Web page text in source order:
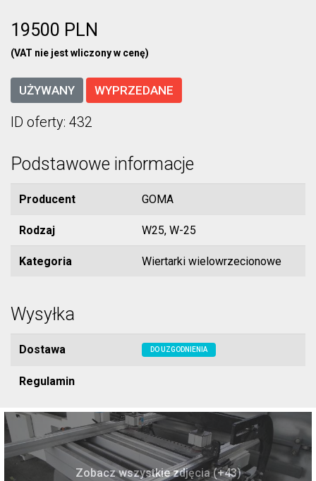
19500 PLN
(VAT nie jest wliczony w cenę)
UŻYWANY WYPRZEDANE
ID oferty: 432
Podstawowe informacje
Producent GOMA
Rodzaj W25, W-25
Kategoria Wiertarki wielowrzecionowe
Wysyłka
Dostawa DO UZGODNIENIA
Regulamin
Zobacz wszystkie zdjęcia (+43)